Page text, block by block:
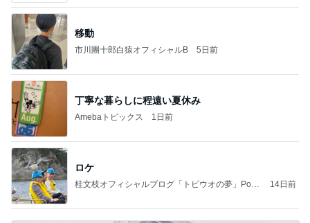
移動
市川團十郎白猿オフィシャルB 5日前
丁寧な暮らしに程遠い夏休み
Amebaトピックス 1日前
ロケ
桂文枝オフィシャルブログ「トビウオの夢」Pow
14日前